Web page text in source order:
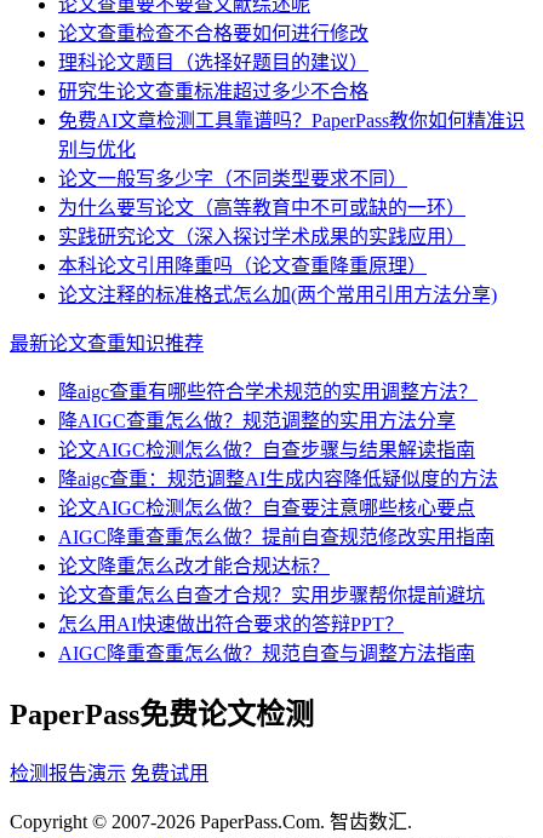
论文查重要不要查文献综述呢
论文查重检查不合格要如何进行修改
理科论文题目（选择好题目的建议）
研究生论文查重标准超过多少不合格
免费AI文章检测工具靠谱吗？PaperPass教你如何精准识
别与优化
论文一般写多少字（不同类型要求不同）
为什么要写论文（高等教育中不可或缺的一环）
实践研究论文（深入探讨学术成果的实践应用）
本科论文引用降重吗（论文查重降重原理）
论文注释的标准格式怎么加(两个常用引用方法分享)
最新论文查重知识推荐
降aigc查重有哪些符合学术规范的实用调整方法？
降AIGC查重怎么做？规范调整的实用方法分享
论文AIGC检测怎么做？自查步骤与结果解读指南
降aigc查重：规范调整AI生成内容降低疑似度的方法
论文AIGC检测怎么做？自查要注意哪些核心要点
AIGC降重查重怎么做？提前自查规范修改实用指南
论文降重怎么改才能合规达标？
论文查重怎么自查才合规？实用步骤帮你提前避坑
怎么用AI快速做出符合要求的答辩PPT？
AIGC降重查重怎么做？规范自查与调整方法指南
PaperPass免费论文检测
检测报告演示 免费试用
Copyright © 2007-2026 PaperPass.Com. 智齿数汇.